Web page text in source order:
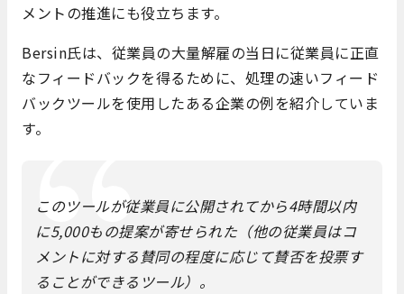
メントの推進にも役立ちます。
Bersin氏は、従業員の大量解雇の当日に従業員に正直
なフィードバックを得るために、処理の速いフィード
バックツールを使用したある企業の例を紹介していま
す。
このツールが従業員に公開されてから4時間以内
に5,000もの提案が寄せられた（他の従業員はコ
メントに対する賛同の程度に応じて賛否を投票す
ることができるツール）。